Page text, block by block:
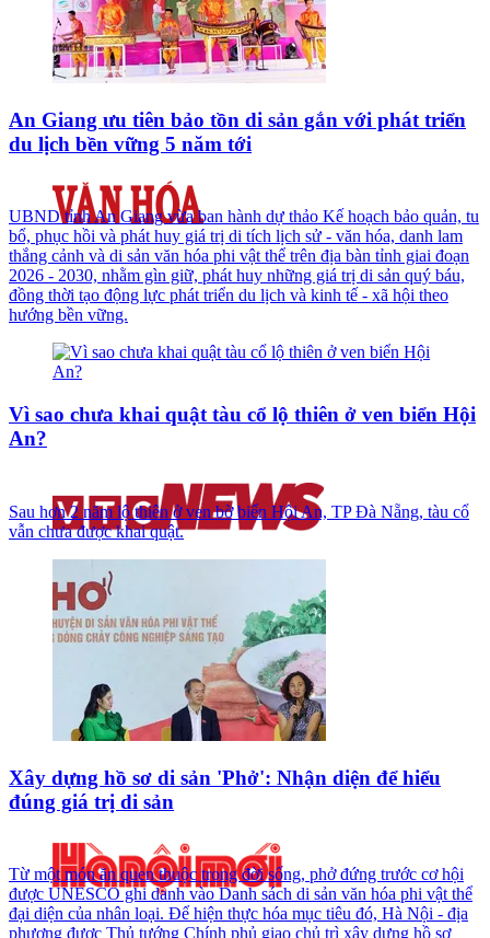
An Giang ưu tiên bảo tồn di sản gắn với phát triển
du lịch bền vững 5 năm tới
UBND tỉnh An Giang vừa ban hành dự thảo Kế hoạch bảo quản, tu
bổ, phục hồi và phát huy giá trị di tích lịch sử - văn hóa, danh lam
thắng cảnh và di sản văn hóa phi vật thể trên địa bàn tỉnh giai đoạn
2026 - 2030, nhằm gìn giữ, phát huy những giá trị di sản quý báu,
đồng thời tạo động lực phát triển du lịch và kinh tế - xã hội theo
hướng bền vững.
Vì sao chưa khai quật tàu cổ lộ thiên ở ven biển Hội
An?
Sau hơn 2 năm lộ thiên ở ven bờ biển Hội An, TP Đà Nẵng, tàu cổ
vẫn chưa được khai quật.
Xây dựng hồ sơ di sản 'Phở': Nhận diện để hiểu
đúng giá trị di sản
Từ một món ăn quen thuộc trong đời sống, phở đứng trước cơ hội
được UNESCO ghi danh vào Danh sách di sản văn hóa phi vật thể
đại diện của nhân loại. Để hiện thực hóa mục tiêu đó, Hà Nội - địa
phương được Thủ tướng Chính phủ giao chủ trì xây dựng hồ sơ